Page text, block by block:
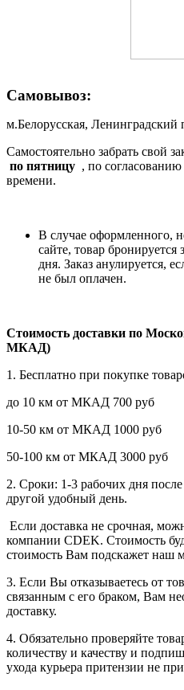
Самовывоз:
м.Белорусская, Ленинградский
Самостоятельно забрать свой
по пятницу , по
времени.
В случае оформленного,
сайте, товар
дня. Заказ анулируется,
не был оплачен.
Стоимость доставки по
МКАД)
1. Бесплатно при покупке
до 10 км от МКАД 700 руб
10-50 км от МКАД 1000 руб
50-100 км от МКАД 3000 руб
2. Сроки: 1-3 рабочих дня
другой удобный день.
Если доставка не срочная,
компании СDEK. Стоимость
стоимость Вам подскажет наш
3. Если Вы отказываетесь от
связанным с его браком, Вам
доставку.
4. Обязательно проверяйте
количеству и качеству и
ухода курьера притензии не